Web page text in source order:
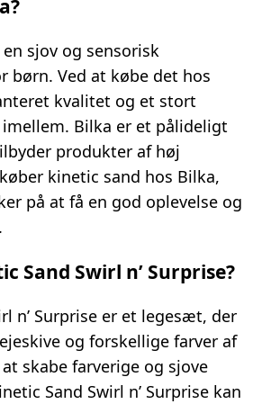
sjov og sensorisk
børn. Ved at købe det hos
kvalitet og et stort
Bilka er et pålideligt
produkter af høj
kinetic sand hos Bilka,
på at få en god oplevelse og
Sand Swirl n’ Surprise?
n’ Surprise er et legesæt, der
og forskellige farver af
skabe farverige og sjove
Sand Swirl n’ Surprise kan